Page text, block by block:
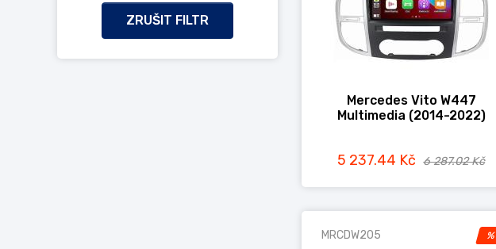
ZRUŠIT FILTR
Mercedes Vito W447
Multimedia (2014-2022)
5 237.44 Kč 6 287.02 Kč
%
MRCDW205